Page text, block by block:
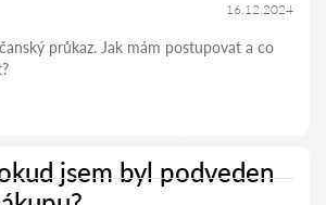
16.12.2024
průkaz. Jak mám postupovat a co
jsem byl podveden